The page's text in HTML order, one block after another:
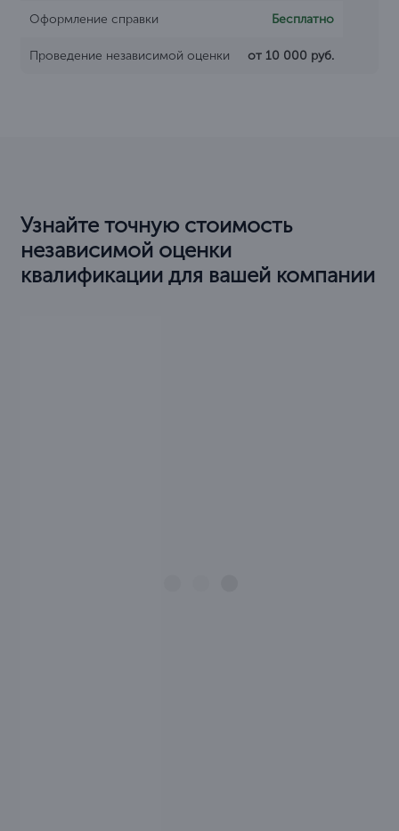
Оформление справки Бесплатно
Проведение независимой оценки от 10 000 руб.
Узнайте точную стоимость
независимой оценки
квалификации для вашей компании